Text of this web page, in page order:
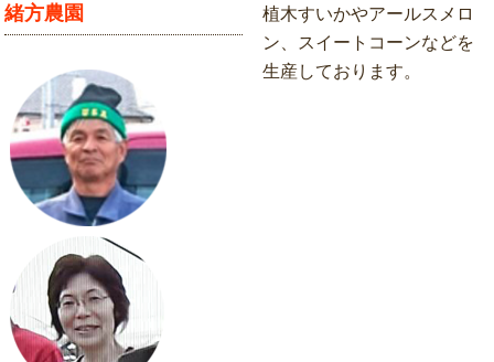
緒方農園
植木すいかやアールスメロ
ン、スイートコーンなどを
生産しております。